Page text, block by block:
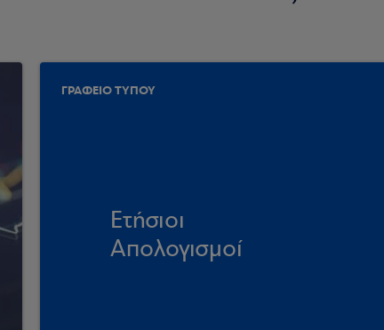
ΓΡΑΦΕΙΟ ΤΥΠΟΥ
Ετήσιοι
Απολογισμοί